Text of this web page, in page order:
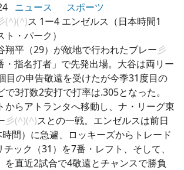
ニュース
スポーツ
(^)(^)ス 1ー4 エンゼルス（日本時間1
・パーク）
翔平（29）が敵地で行われたブレー彡
・指名打者」で先発出場。大谷は両リー
目の申告敬遠を受けたが今季31度目の
3打数2安打で打率は.305となった。
からアトランタへ移動し、ナ・リーグ東
彡(^)(^)スとの一戦。エンゼルスは前日
間）に急遽、ロッキーズからトレード
ック（31）を7番・レフト、そして、
を直近2試合で4敬遠とチャンスで勝負